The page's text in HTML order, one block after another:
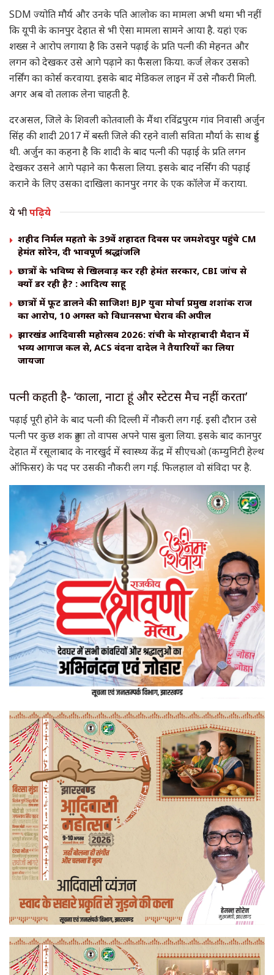
SDM ज्योति मौर्य और उनके पति आलोक का मामला अभी थमा भी नहीं
कि यूपी के कानपुर देहात से भी ऐसा मामला सामने आया है. यहां एक
शख्स ने आरोप लगाया है कि उसने पढ़ाई के प्रति पत्नी की मेहनत और
लगन को देखकर उसे आगे पढ़ाने का फैसला किया. कर्ज लेकर उसको
नर्सिंग का कोर्स करवाया. इसके बाद मेडिकल लाइन में उसे नौकरी मिली.
अगर अब वो तलाक लेना चाहती है.
दरअसल, जिले के शिवली कोतवाली के मैंथा रविंद्रपुरम गांव निवासी अर्जुन
सिंह की शादी 2017 में बस्ती जिले की रहने वाली सविता मौर्या के साथ हुई
थी. अर्जुन का कहना है कि शादी के बाद पत्नी की पढ़ाई के प्रति लगन
देखकर उसने आगे पढ़ाने का फैसला लिया. इसके बाद नर्सिंग की पढ़ाई
कराने के लिए उसका दाखिला कानपुर नगर के एक कॉलेज में कराया.
ये भीपढ़िये
शहीद निर्मल महतो के 39वें शहादत दिवस पर जमशेदपुर पहुंचे CM
हेमंत सोरेन, दी भावपूर्ण श्रद्धांजलि
छात्रों के भविष्य से खिलवाड़ कर रही हेमंत सरकार, CBI जांच से
क्यों डर रही है? : आदित्य साहू
छात्रों में फूट डालने की साजिश! BJP युवा मोर्चा प्रमुख शशांक राज
का आरोप, 10 अगस्त को विधानसभा घेराव की अपील
झारखंड आदिवासी महोत्सव 2026: रांची के मोरहाबादी मैदान में
भव्य आगाज कल से, ACS वंदना दादेल ने तैयारियों का लिया
जायजा
पत्नी कहती है- ‘काला, नाटा हूं और स्टेटस मैच नहीं करता’
पढ़ाई पूरी होने के बाद पत्नी की दिल्ली में नौकरी लग गई. इसी दौरान उसे
पत्नी पर कुछ शक हुआ तो वापस अपने पास बुला लिया. इसके बाद कानपुर
देहात में रसूलाबाद के नारखुर्द में स्वास्थ्य केंद्र में सीएचओ (कम्युनिटी हेल्थ
ऑफिसर) के पद पर उसकी नौकरी लग गई. फिलहाल वो संविदा पर है.